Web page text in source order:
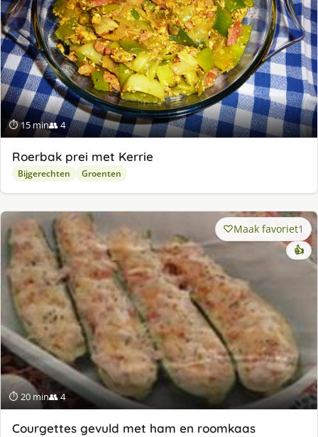
⏱ 15 min👥 4
Roerbak prei met Kerrie
Bijgerechten Groenten
⏱ 20 min👥 4
Maak favoriet1
👍
Courgettes gevuld met ham en roomkaas